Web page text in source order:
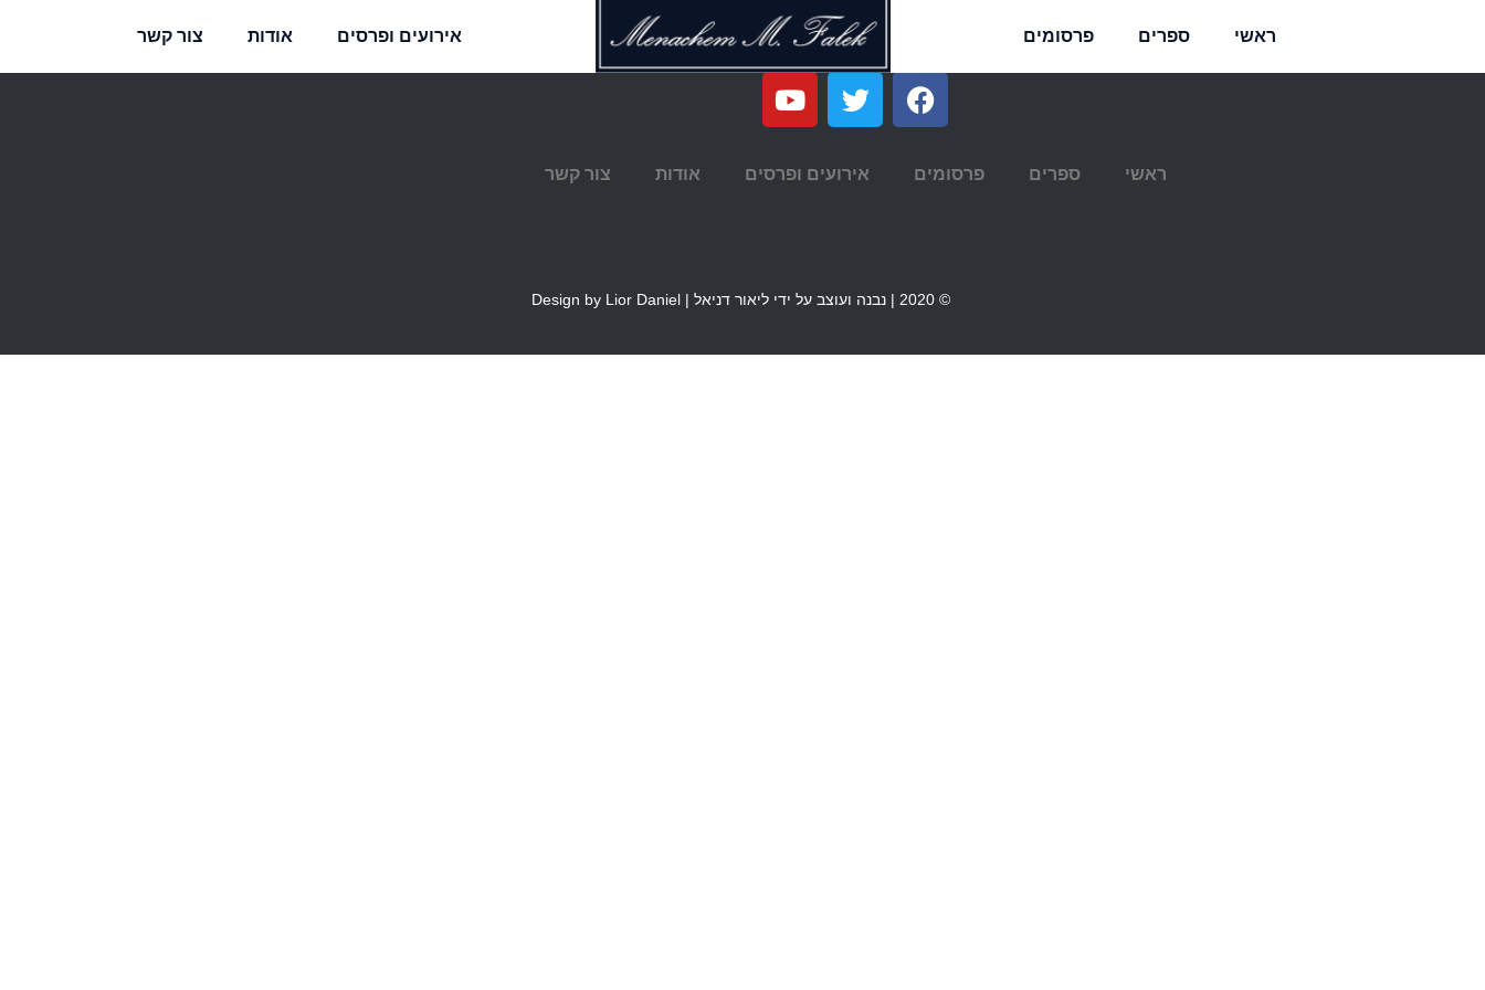
ראשי ספרים פרסומים אירועים ופרסים אודות צור קשר
ראשי ספרים פרסומים אירועים ופרסים אודות צור קשר
© 2020 | נבנה ועוצב על ידי ליאור דניאל | Design by Lior Daniel